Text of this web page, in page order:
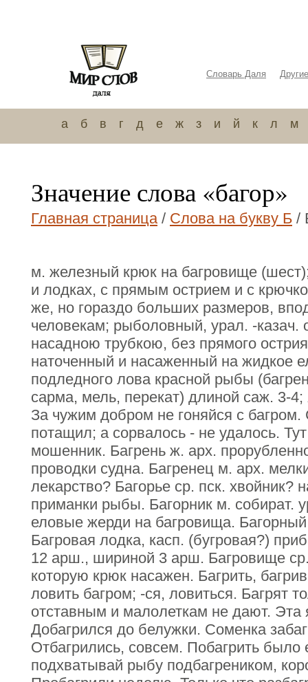
Словарь Даля
а б в г д е ж з и й к л м
Значение слова «багор»
Главная страница/ Слова на букву Б /
м. железный крюк на багровище
и лодках, с прямым острием и с
же, но гораздо больших размеров,
человекам; рыболовный, урал. -казач.
насадною трубкою, без прямого
наточенный и насаженный на жидкое
подледного лова красной рыбы
сарма, мель, перекат) длиной саж. 3-
За чужим добром не гоняйся с багром.
потащил; а сорвалось - не удалось.
мошенник. Багрень ж. арх.
проводки судна. Багренец м. арх.
лекарство? Багорье ср. пск. хвойник?
приманки рыбы. Багорник м. собират.
еловые жерди на багровища.
Багровая лодка, касп. (бугровая?)
12 арш., шириной 3 арш. Багровище
которую крюк насажен. Багрить,
ловить багром; -ся, ловиться. Багрят
отставным и малолеткам не дают. Эта
Добагрился до белужки. Соменка
Отбагрились, совсем. Побагрить
подхватывай рыбу подбагреником,